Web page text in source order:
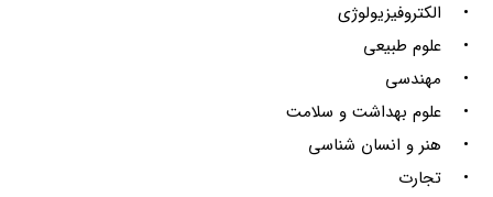
• الکتروفیزیولوژی
• علوم طبیعی
• مهندسی
• علوم بهداشت و سلامت
• هنر و انسان شناسی
• تجارت